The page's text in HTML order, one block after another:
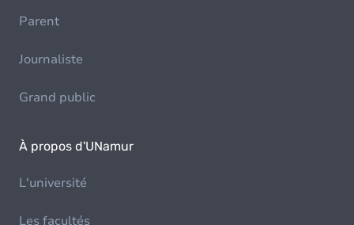
Parent
Journaliste
Grand public
À propos d'UNamur
L'université
Les facultés